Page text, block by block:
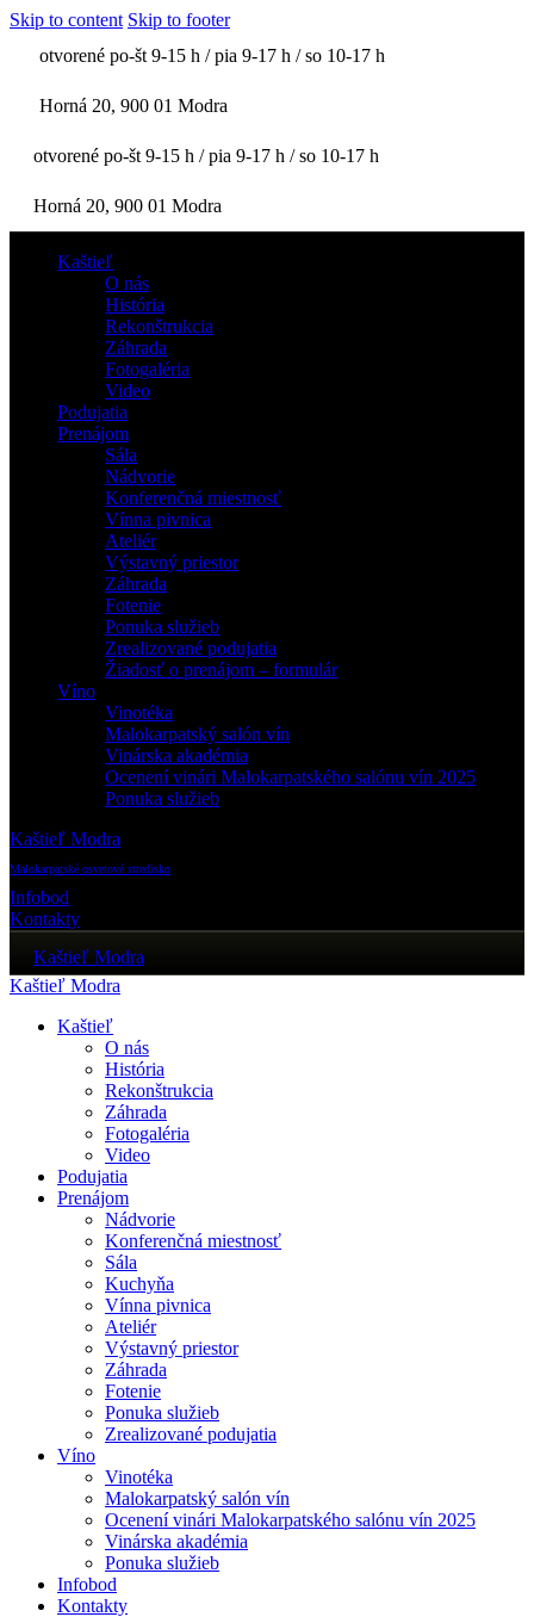
Skip to content Skip to footer
otvorené po-št 9-15 h / pia 9-17 h / so 10-17 h
Horná 20, 900 01 Modra
otvorené po-št 9-15 h / pia 9-17 h / so 10-17 h
Horná 20, 900 01 Modra
Kaštieľ
O nás
História
Rekonštrukcia
Záhrada
Fotogaléria
Video
Podujatia
Prenájom
Sála
Nádvorie
Konferenčná miestnosť
Vínna pivnica
Ateliér
Výstavný priestor
Záhrada
Fotenie
Ponuka služieb
Zrealizované podujatia
Žiadosť o prenájom – formulár
Víno
Vinotéka
Malokarpatský salón vín
Vinárska akadémia
Ocenení vinári Malokarpatského salónu vín 2025
Ponuka služieb
Kaštieľ Modra
Malokarpatské osvetové stredisko
Infobod
Kontakty
Kaštieľ Modra
Kaštieľ Modra
Kaštieľ
O nás
História
Rekonštrukcia
Záhrada
Fotogaléria
Video
Podujatia
Prenájom
Nádvorie
Konferenčná miestnosť
Sála
Kuchyňa
Vínna pivnica
Ateliér
Výstavný priestor
Záhrada
Fotenie
Ponuka služieb
Zrealizované podujatia
Víno
Vinotéka
Malokarpatský salón vín
Ocenení vinári Malokarpatského salónu vín 2025
Vinárska akadémia
Ponuka služieb
Infobod
Kontakty